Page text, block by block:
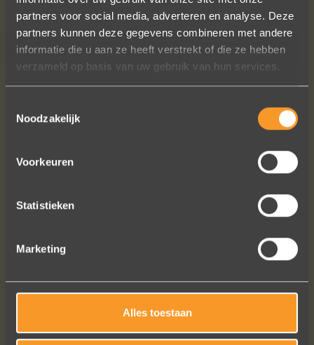
partners voor social media, adverteren en analyse. Deze
partners kunnen deze gegevens combineren met andere
informatie die u aan ze heeft verstrekt of die ze hebben
verzameld op basis van uw gebruik van hun services.
Noodzakelijk
Voorkeuren
Statistieken
Marketing
Alles toestaan
Een droom die uitkomt, de ringen zijn
prachtig afgewerkt, perfecte kwaliteit.
We zijn liefdevol geholpen en ze
waren op tijd klaar. Kan niet anders
zeggen dan AANRADER op elk vlak!